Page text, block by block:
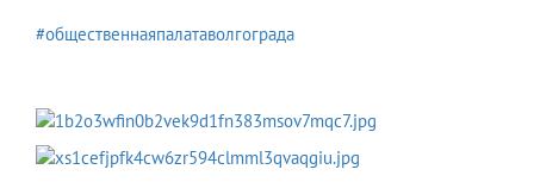
#общественнаяпалатаволгограда